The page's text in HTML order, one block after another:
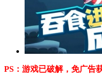
PS：游戏已破解，免广告